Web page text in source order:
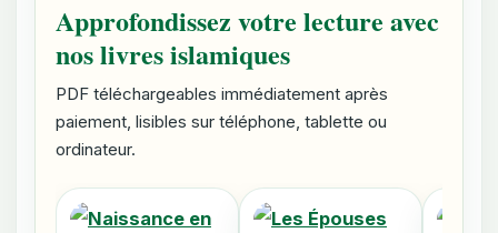
Approfondissez votre lecture avec
nos livres islamiques
PDF téléchargeables immédiatement après
paiement, lisibles sur téléphone, tablette ou
ordinateur.